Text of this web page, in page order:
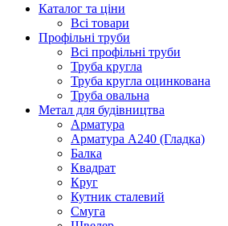
Каталог та ціни
Всі товари
Профільні труби
Всі профільні труби
Труба кругла
Труба кругла оцинкована
Труба овальна
Метал для будівництва
Арматура
Арматура А240 (Гладка)
Балка
Квадрат
Круг
Кутник сталевий
Смуга